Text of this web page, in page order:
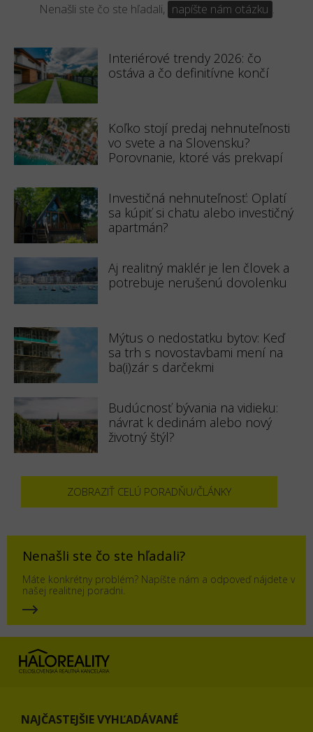
Nenašli ste čo ste hľadali, napíšte nám otázku .
Interiérové trendy 2026: čo
ostáva a čo definitívne končí
Koľko stojí predaj nehnuteľnosti
vo svete a na Slovensku?
Porovnanie, ktoré vás prekvapí
Investičná nehnuteľnosť: Oplatí
sa kúpiť si chatu alebo investičný
apartmán?
Aj realitný maklér je len človek a
potrebuje nerušenú dovolenku
Mýtus o nedostatku bytov: Keď
sa trh s novostavbami mení na
ba(i)zár s darčekmi
Budúcnosť bývania na vidieku:
návrat k dedinám alebo nový
životný štýl?
ZOBRAZIŤ CELÚ PORADŇU/ČLÁNKY
Nenašli ste čo ste hľadali?
Máte konkrétny problém? Napíšte nám a odpoveď nájdete v
našej realitnej poradni.
NAJČASTEJŠIE VYHĽADÁVANÉ